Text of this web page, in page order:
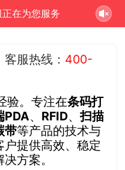
在为您服务
服热线： 400-
验。专注在条码打
PDA、 RFID、扫描
带等产品的技术与
提供高效、稳定
方案。